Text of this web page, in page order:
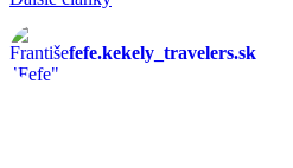
fefe.kekely_travelers.sk